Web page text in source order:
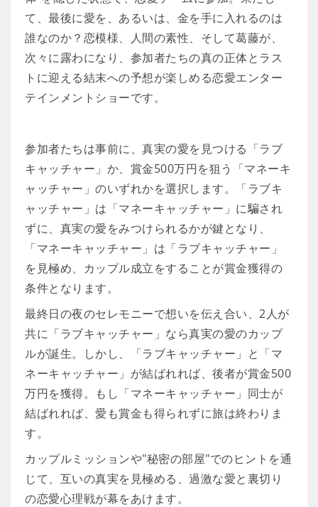
て、最後に愛を、あるいは、金を手に入れるのは
誰なのか？恋模様、人間の素性、そして葛藤が、
次々に露わになり、参加者たちの真の正体とラス
トに迎える結末への予想が楽しめる恋愛エンター
テインメントショーです。
参加者たちは事前に、真実の愛を見つける「ラブ
キャッチャー」か、賞金500万円を狙う「マネーキ
ャッチャー」のいずれかを選択します。「ラブキ
ャッチャー」は「マネーキャッチャー」に騙され
ずに、真実の愛をみつけられるかが鍵となり、
「マネーキャッチャー」は「ラブキャッチャー」
を見極め、カップル成立をすることが賞金獲得の
条件となります。
最終日の夜のセレモニーで想いを伝え合い、2人が
共に「ラブキャッチャー」なら真実の愛のカップ
ルが誕生。しかし、「ラブキャッチャー」と「マ
ネーキャッチャー」が結ばれれば、後者が賞金500
万円を獲得。もし「マネーキャッチャー」同士が
結ばれれば、愛も賞金も得られずに旅は終わりま
す。
カップルミッションや"秘密の部屋"でのヒントを通
じて、互いの真実を見極める、過激な愛と裏切り
の恋愛心理戦が幕をあけます。